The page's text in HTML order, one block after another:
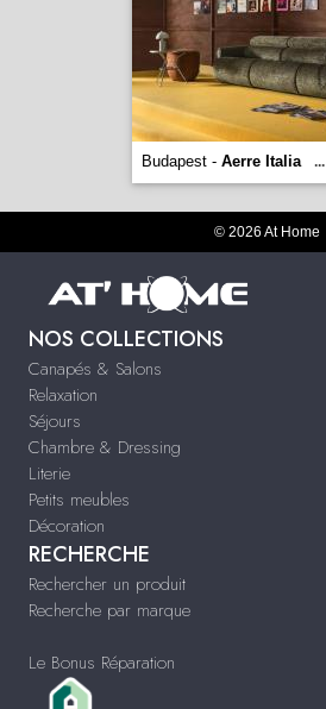
Budapest - Aerre Italia ...
© 2026 At Home
NOS COLLECTIONS
Canapés & Salons
Relaxation
Séjours
Chambre & Dressing
Literie
Petits meubles
Décoration
RECHERCHE
Rechercher un produit
Recherche par marque
Le Bonus Réparation